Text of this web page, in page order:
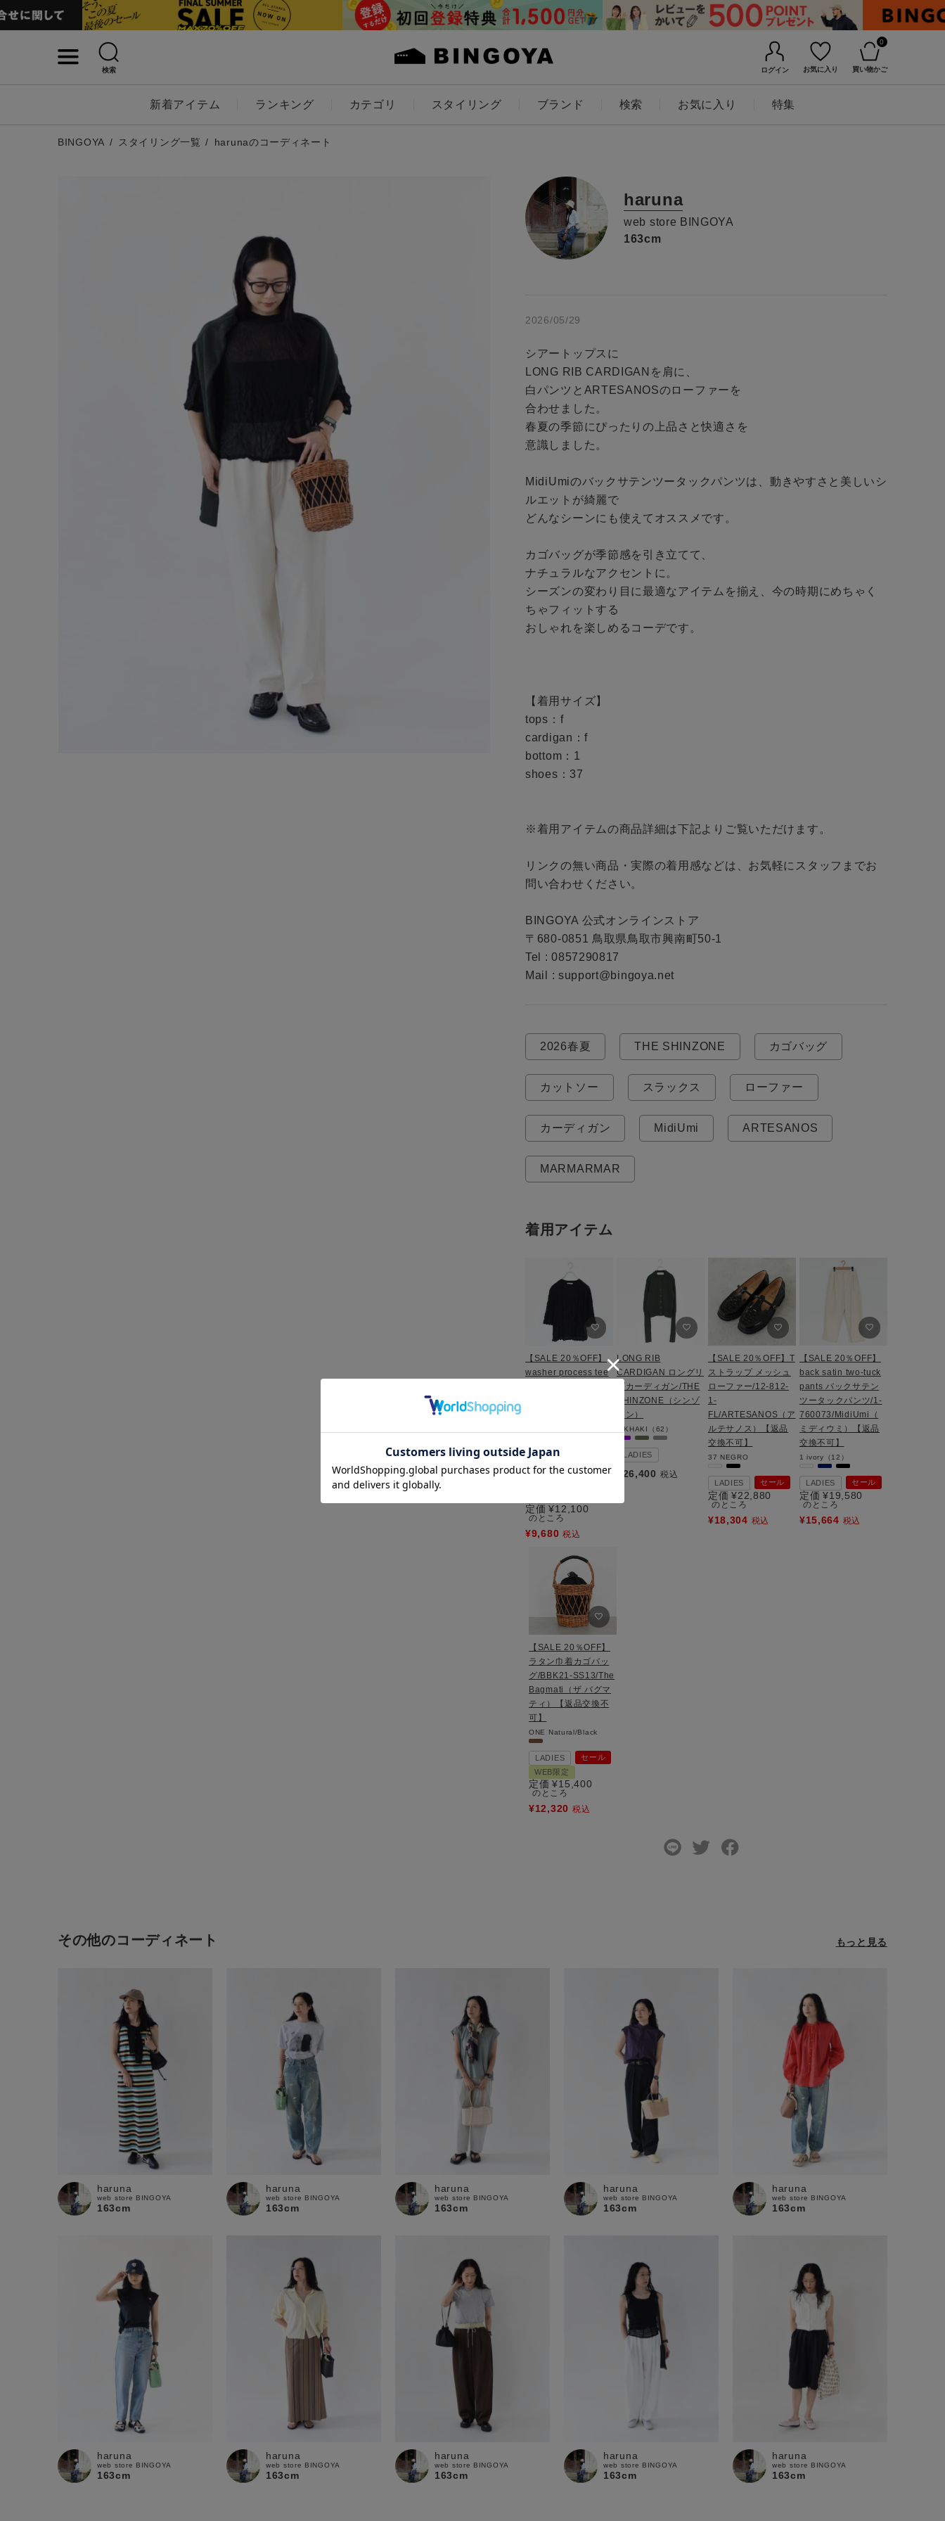
検索 ログイン お気に入り
0
買い物かご
新着アイテム ランキング カテゴリ スタイリング ブランド 検索 お気に入り 特集
ゲスト 様
アイテムを探す
スタイリングから探す
WEB限定アイテムを探す
会社概要
ギフトカード
お知らせ・ご利用ガイド
キーワード
LADIES
サイズ
ブランド
通常商品 予約商品
セール価格
在庫あり
この条件で絞り込む
BINGOYA スタイリング一覧 harunaのコーディネート
haruna
web store BINGOYA
163cm
2026/05/29
シアートップスに
LONG RIB CARDIGANを肩に、
白パンツとARTESANOSのローファーを
合わせました。
春夏の季節にぴったりの上品さと快適さを
意識しました。
MidiUmiのバックサテンツータックパンツは、動きやすさと美しいシ
ルエットが綺麗で
どんなシーンにも使えてオススメです。
カゴバッグが季節感を引き立てて、
ナチュラルなアクセントに。
シーズンの変わり目に最適なアイテムを揃え、今の時期にめちゃく
ちゃフィットする
おしゃれを楽しめるコーデです。
【着用サイズ】
tops：f
cardigan：f
bottom：1
shoes：37
※着用アイテムの商品詳細は下記よりご覧いただけます。
リンクの無い商品・実際の着用感などは、お気軽にスタッフまでお
問い合わせください。
BINGOYA 公式オンラインストア
〒680-0851 鳥取県鳥取市興南町50-1
Tel : 0857290817
Mail : support@bingoya.net
2026春夏 THE SHINZONE カゴバッグ
カットソー スラックス ローファー
カーディガン MidiUmi ARTESANOS
MARMARMAR
着用アイテム
【SALE 20％OFF】
washer process tee
f black（99）
定価 ¥12,100
のところ
¥9,680 税込
LONG RIB
CARDIGAN ロングリ
ブカーディガン/THE
SHINZONE（シンゾ
ーン）
KHAKI（62）
LADIES
26,400 税込
【SALE 20％OFF】T
ストラップ メッシュ
ローファー/12-812-
1-
FL/ARTESANOS（ア
ルテサノス）【返品
交換不可】
37 NEGRO
LADIES セール
定価 ¥22,880
のところ
¥18,304 税込
【SALE 20％OFF】
back satin two-tuck
pants バックサテン
ツータックパンツ/1-
760073/MidiUmi（
ミディウミ）【返品
交換不可】
1 ivory（12）
LADIES セール
定価 ¥19,580
のところ
¥15,664 税込
【SALE 20％OFF】
ラタン巾着カゴバッ
グ/BBK21-SS13/The
Bagmati（ザ バグマ
ティ）【返品交換不
可】
ONE Natural/Black
LADIES
セール
WEB限定
定価 ¥15,400
のところ
¥12,320 税込
その他のコーディネート
haruna
web store BINGOYA
163cm
haruna
web store BINGOYA
163cm
haruna
web store BINGOYA
163cm
haruna
web store BINGOYA
163cm
haruna
web store BINGOYA
163cm
haruna
web store BINGOYA
163cm
haruna
web store BINGOYA
163cm
haruna
web store BINGOYA
163cm
haruna
web store BINGOYA
163cm
haruna
web store BINGOYA
163cm
もっと見る